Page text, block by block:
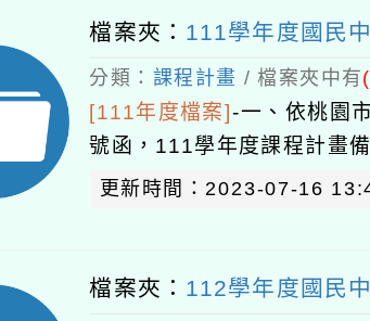
檔案夾： 111學年度國民
分類： 課程計畫 / 檔案夾中有
[111年度檔案]-一、依桃園
號函，111學年度課程計畫
更新時間：2023-07-16
檔案夾： 112學年度國民